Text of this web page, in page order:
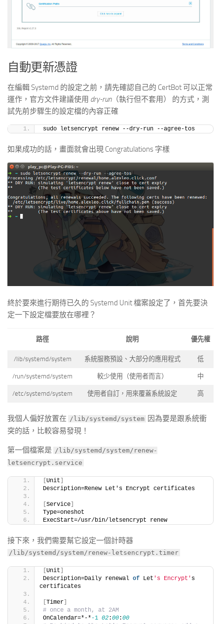
自動更新憑證
在編輯 Systemd 的設定之前，請先確認自己的 CertBot 可以正常
運作，官方文件建議使用 dry-run（執行但不套用） 的方式，測
試先前步驟生的設定檔的內容正確
sudo letsencrypt renew --dry-run --agree-tos
如果成功的話，畫面就會出現 Congratulations 字樣
終於要來進行期待已久的 Systemd Unit 檔案設定了，首先要決
定一下設定檔要放在哪裡？
路徑 說明 優先權
/lib/systemd/system 系統服務預設、大部分的應用程式 低
/run/systemd/system 較少使用（使用者而言） 中
/etc/systemd/system 使用者自訂，用來覆蓋系統設定 高
我個人偏好放置在 /lib/systemd/system 因為要是跟系統衝
突的話，比較容易發現！
第一個檔案是 /lib/systemd/system/renew-
letsencrypt.service
[Unit]
Description=Renew Let's Encrypt certificates
[Service]
Type=oneshot
ExecStart=/usr/bin/letsencrypt renew
接下來，我們需要幫它設定一個計時器
/lib/systemd/system/renew-letsencrypt.timer
[Unit]
Description=Daily renewal of Let 's Encrypt' s
certificates
[Timer]
# once a month, at 2AM
OnCalendar=*-* -1 02:00:00